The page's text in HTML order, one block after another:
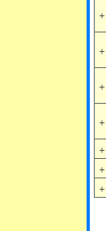
＋
＋
＋
＋
＋
＋
＋